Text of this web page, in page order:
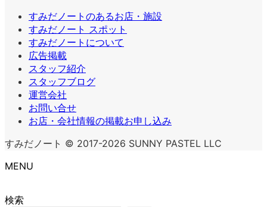
すみだノートのあるお店・施設
すみだノート スポット
すみだノートについて
広告掲載
スタッフ紹介
スタッフブログ
運営会社
お問い合せ
お店・会社情報の掲載お申し込み
すみだノート © 2017-2026 SUNNY PASTEL LLC
MENU
検索